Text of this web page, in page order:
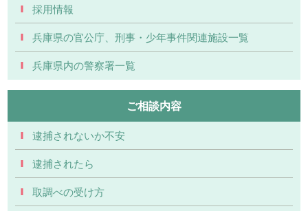
採用情報
兵庫県の官公庁、刑事・少年事件関連施設一覧
兵庫県内の警察署一覧
ご相談内容
逮捕されないか不安
逮捕されたら
取調べの受け方